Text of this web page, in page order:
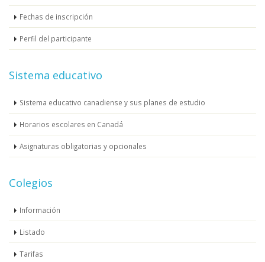
Fechas de inscripción
Perfil del participante
Sistema educativo
Sistema educativo canadiense y sus planes de estudio
Horarios escolares en Canadá
Asignaturas obligatorias y opcionales
Colegios
Información
Listado
Tarifas